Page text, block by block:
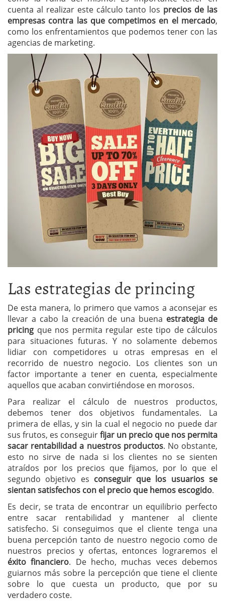
cuenta al realizar este cálculo tanto los precios de las
empresas contra las que competimos en el mercado,
como los enfrentamientos que podemos tener con las
agencias de marketing.
Las estrategias de princing
De esta manera, lo primero que vamos a aconsejar es
llevar a cabo la creación de una buena estrategia de
pricing que nos permita regular este tipo de cálculos
para situaciones futuras. Y no solamente debemos
lidiar con competidores u otras empresas en el
recorrido de nuestro negocio. Los clientes son un
factor importante a tener en cuenta, especialmente
aquellos que acaban convirtiéndose en morosos.
Para realizar el cálculo de nuestros productos,
debemos tener dos objetivos fundamentales. La
primera de ellas, y sin la cual el negocio no puede dar
sus frutos, es conseguirfijar un precio que nos permita
sacar rentabilidad a nuestros productos. No obstante,
esto no sirve de nada si los clientes no se sienten
atraídos por los precios que fijamos, por lo que el
segundo objetivo es conseguir que los usuarios se
sientan satisfechos con el precio que hemos escogido.
Es decir, se trata de encontrar un equilibrio perfecto
entre sacar rentabilidad y mantener al cliente
satisfecho. Si conseguimos que el cliente tenga una
buena percepción tanto de nuestro negocio como de
nuestros precios y ofertas, entonces lograremos el
éxito financiero. De hecho, muchas veces debemos
guiarnos más sobre la percepción que tiene el cliente
sobre lo que cuesta un producto, que por su
verdadero coste.